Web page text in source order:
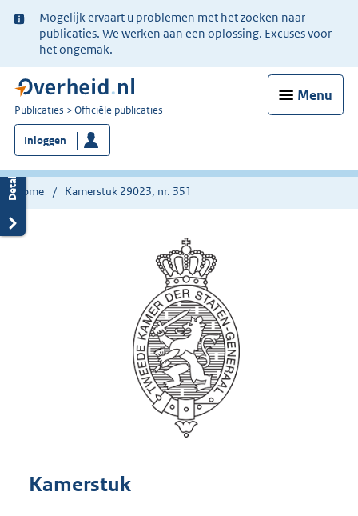
Ter
informatie:
Mogelijk ervaart u problemen met het zoeken naar
publicaties. We werken aan een oplossing. Excuses voor
het ongemak.
Menu
U
bent
nu
hier:
Publicaties Officiële publicaties
Inloggen
Home Kamerstuk 29023, nr. 351
Kamerstuk